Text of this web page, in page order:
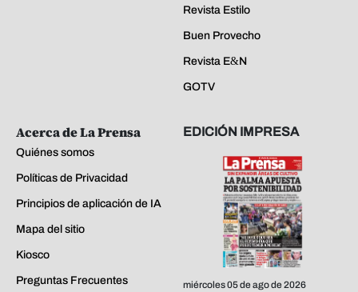
Revista Estilo
Buen Provecho
Revista E&N
GOTV
Acerca de La Prensa
Quiénes somos
Políticas de Privacidad
Principios de aplicación de IA
Mapa del sitio
Kiosco
Preguntas Frecuentes
EDICIÓN IMPRESA
miércoles 05 de ago de 2026